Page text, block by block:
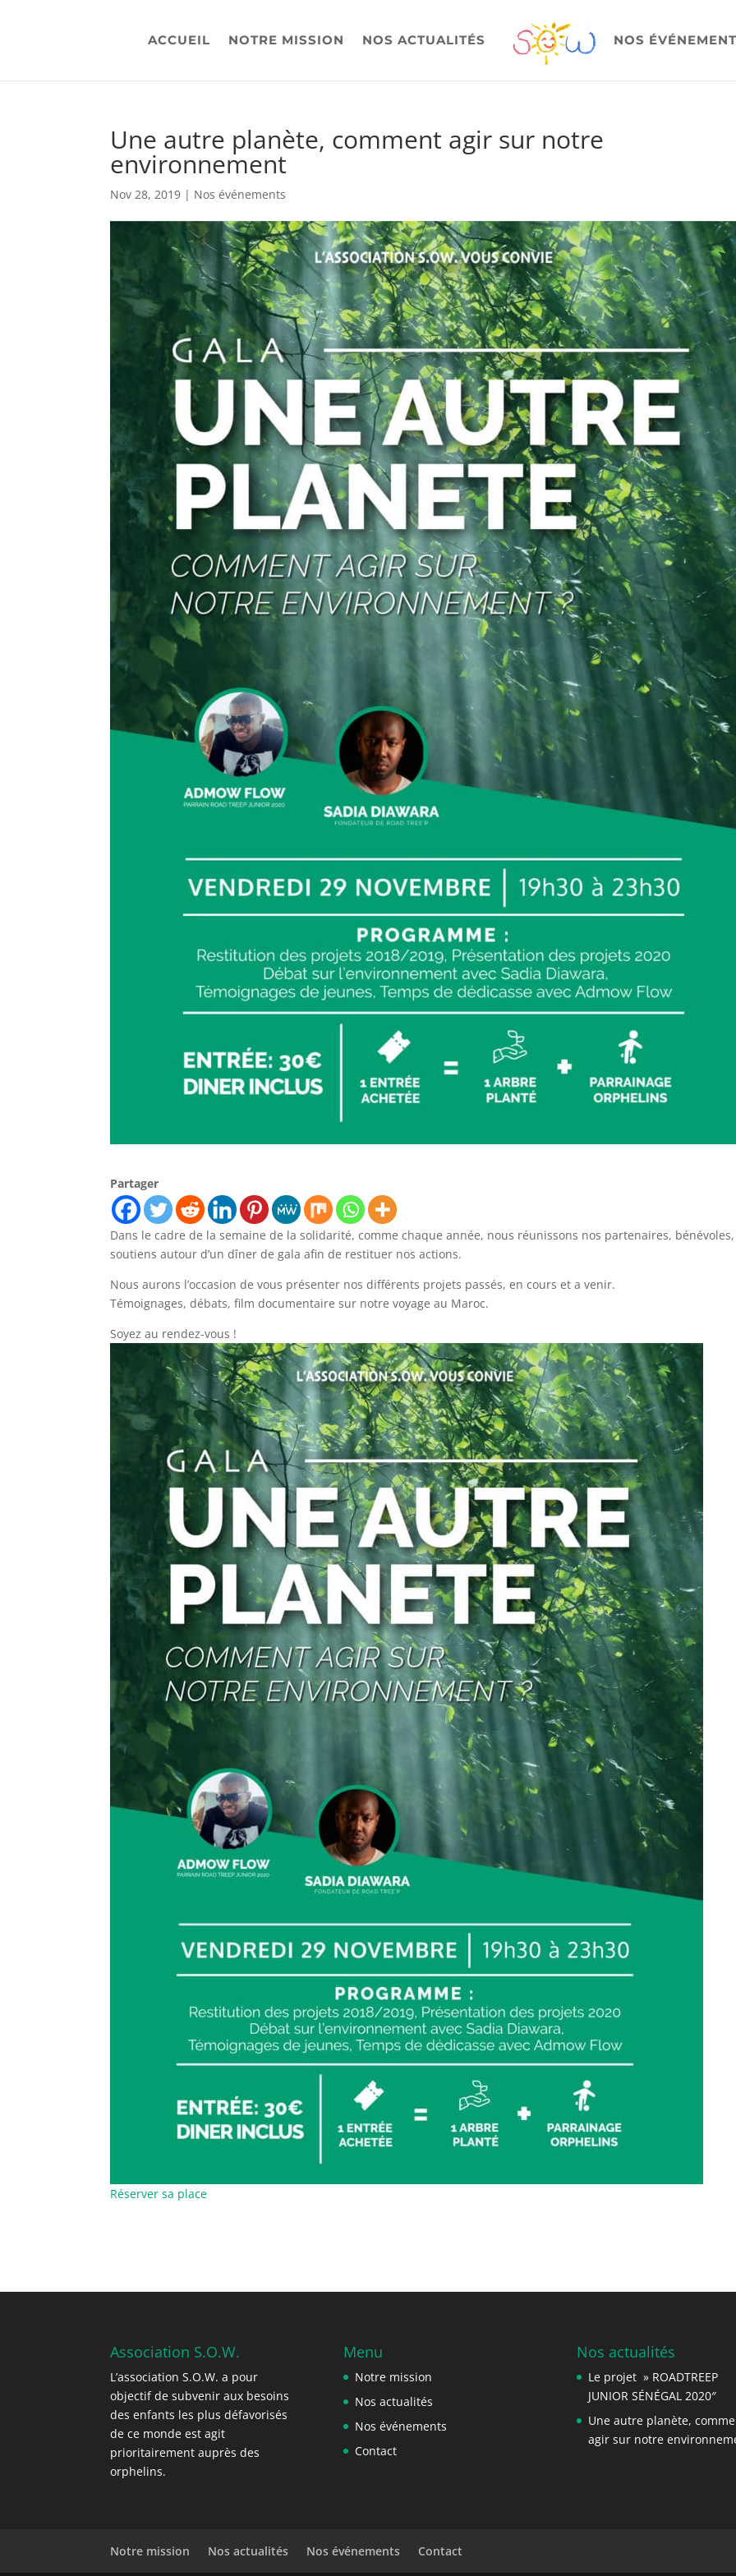
ACCUEIL NOTRE MISSION NOS ACTUALITÉS NOS
Une autre planète, comment agir sur notre
environnement
Nov 28, 2019 | Nos événements
Partager
Dans le cadre de la semaine de la solidarité, comme chaque année, nous réunissons nos partenaires,
soutiens autour d’un dîner de gala afin de restituer nos actions.
Nous aurons l’occasion de vous présenter nos différents projets passés, en cours et a venir.
Témoignages, débats, film documentaire sur notre voyage au Maroc.
Soyez au rendez-vous !
Réserver sa place
Association S.O.W.
L’association S.O.W. a pour
objectif de subvenir aux besoins
des enfants les plus défavorisés
de ce monde est agit
prioritairement auprès des
orphelins.
Menu
Notre mission
Nos actualités
Nos événements
Contact
Nos actualités
Le projet » ROADTREEP
JUNIOR SÉNÉGAL 2020″
Une autre planète,
agir sur notre
Notre mission Nos actualités Nos événements Contact